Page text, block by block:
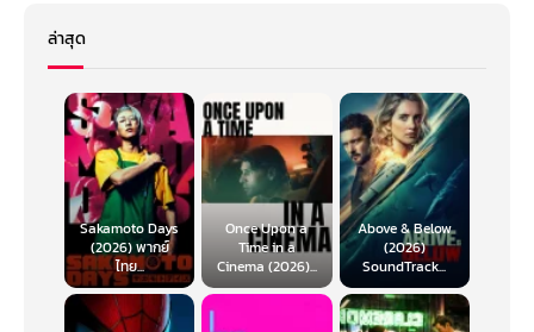
ล่าสุด
Sakamoto Days
(2026) พากย์
ไทย...
Once Upon a
Time in a
Cinema (2026)...
Above & Below
(2026)
SoundTrack...